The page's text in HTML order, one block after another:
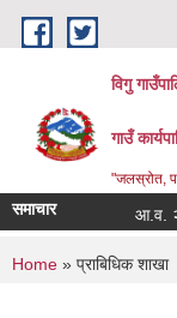
Skip to main content
विगु
गाउँ
"जलस्रोत,
समाचार आ.व.
You are
Home » प्राबिधिक शाखा